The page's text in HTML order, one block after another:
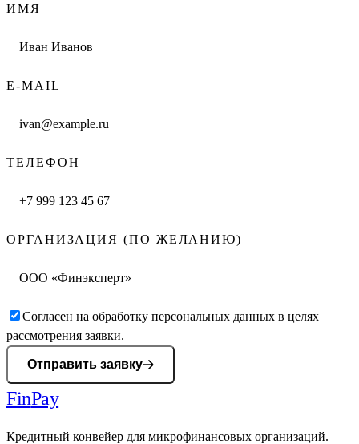
ИМЯ
E-MAIL
ТЕЛЕФОН
ОРГАНИЗАЦИЯ (ПО ЖЕЛАНИЮ)
Согласен на обработку персональных данных в целях
рассмотрения заявки.
Отправить заявку
FinPay
Кредитный конвейер для микрофинансовых организаций.